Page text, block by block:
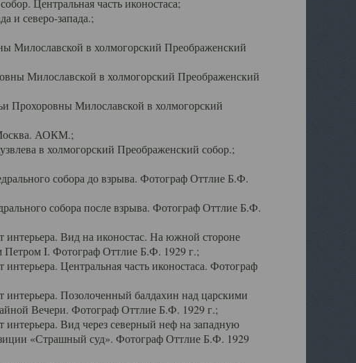
Центральная часть иконостаса;
и северо-запада.;
в холмогорский Преображенский
Милославской в холмогорский Преображенский
Прохоровны Милославской в холмогорский
АОКМ.;
в холмогорский Преображенский собор.;
собора до взрыва. Фотограф Оттлие Б.Ф.
собора после взрыва. Фотограф Оттлие Б.Ф.
Вид на иконостас. На южной стороне
Петром I. Фотограф Оттлие Б.Ф. 1929 г.;
Центральная часть иконостаса. Фотограф
Позолоченный балдахин над царскими
Вечери. Фотограф Оттлие Б.Ф. 1929 г.;
Вид через северный неф на западную
«Страшный суд». Фотограф Оттлие Б.Ф. 1929